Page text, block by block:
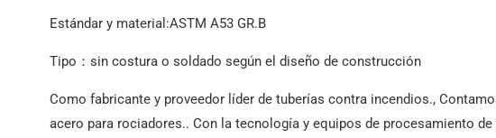
Estándar y material:ASTM A53 GR.B
Tipo：sin costura o soldado según el diseño de construcción
Como fabricante y proveedor líder de tuberías contra incendios.,
acero para rociadores.. Con la tecnología y equipos de procesamiento